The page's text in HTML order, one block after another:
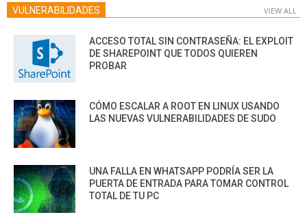
VULNERABILIDADES VIEW ALL
ACCESO TOTAL SIN CONTRASEÑA: EL EXPLOIT
DE SHAREPOINT QUE TODOS QUIEREN
PROBAR
CÓMO ESCALAR A ROOT EN LINUX USANDO
LAS NUEVAS VULNERABILIDADES DE SUDO
UNA FALLA EN WHATSAPP PODRÍA SER LA
PUERTA DE ENTRADA PARA TOMAR CONTROL
TOTAL DE TU PC